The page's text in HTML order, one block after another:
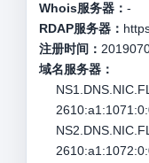
Whois服务器： -
RDAP服务器：
注册时间：
域名服务器：